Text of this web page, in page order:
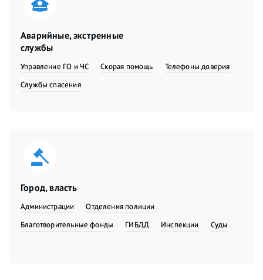
Аварийные, экстренные
службы
Управление ГО и ЧС Скорая помощь
Телефоны доверия
Службы спасения
Город, власть
Администрации
Отделения полиции
Благотворительные фонды
ГИБДД Инспекции Суды